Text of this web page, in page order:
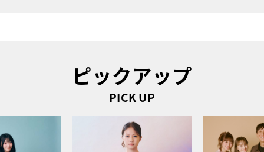
ピックアップ
PICK UP